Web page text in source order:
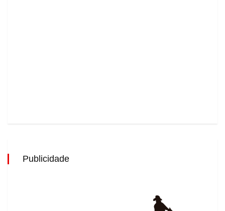
Publicidade